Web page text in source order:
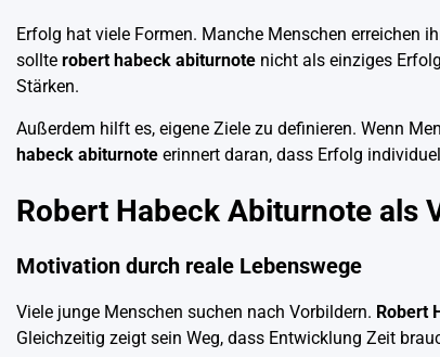
Erfolg hat viele Formen. Manche Menschen erreichen
sollte robert habeck abiturnote nicht als einziges
Stärken.
Außerdem hilft es, eigene Ziele zu definieren. Wenn
habeck abiturnote erinnert daran, dass Erfolg
Robert Habeck Abiturnote als
Motivation durch reale Lebenswege
Viele junge Menschen suchen nach Vorbildern. Robert
Gleichzeitig zeigt sein Weg, dass Entwicklung Zeit